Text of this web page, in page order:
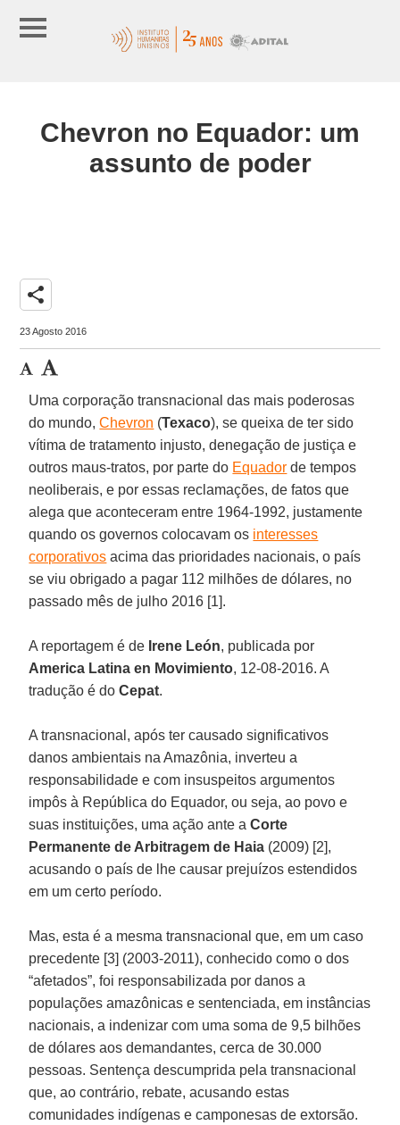
Chevron no Equador: um
assunto de poder
share
23 Agosto 2016
Uma corporação transnacional das mais poderosas
do mundo,Chevron (Texaco), se queixa de ter sido
vítima de tratamento injusto, denegação de justiça e
outros maus-tratos, por parte do Equador de tempos
neoliberais, e por essas reclamações, de fatos que
alega que aconteceram entre 1964-1992, justamente
quando os governos colocavam os interesses
corporativos acima das prioridades nacionais, o país
se viu obrigado a pagar 112 milhões de dólares, no
passado mês de julho 2016 [1].
A reportagem é de Irene León, publicada por
America Latina en Movimiento, 12-08-2016. A
tradução é doCepat.
A transnacional, após ter causado significativos
danos ambientais na Amazônia, inverteu a
responsabilidade e com insuspeitos argumentos
impôs à República do Equador, ou seja, ao povo e
suas instituições, uma ação ante aCorte
Permanente de Arbitragem de Haia (2009) [2],
acusando o país de lhe causar prejuízos estendidos
em um certo período.
Mas, esta é a mesma transnacional que, em um caso
precedente [3] (2003-2011), conhecido como o dos
“afetados”, foi responsabilizada por danos a
populações amazônicas e sentenciada, em instâncias
nacionais, a indenizar com uma soma de 9,5 bilhões
de dólares aos demandantes, cerca de 30.000
pessoas. Sentença descumprida pela transnacional
que, ao contrário, rebate, acusando estas
comunidades indígenas e camponesas de extorsão.